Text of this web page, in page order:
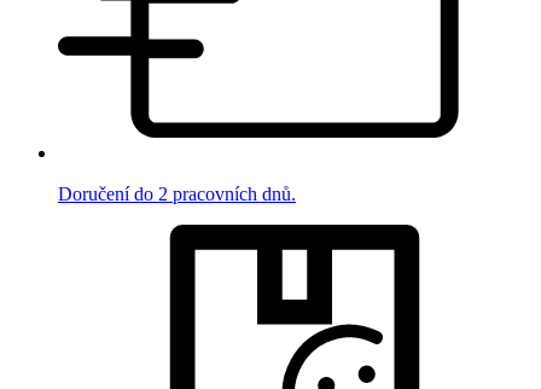
Doručení do 2 pracovních dnů.